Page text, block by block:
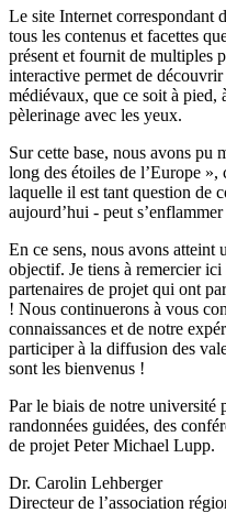
Le site Internet correspondant
tous les contenus et facettes
présent et fournit de multiples
interactive permet de
médiévaux, que ce soit à pied,
pèlerinage avec les yeux.
Sur cette base, nous avons pu
long des étoiles de l’Europe
laquelle il est tant question de
aujourd’hui - peut
En ce sens, nous avons atteint
objectif. Je tiens à remercier
partenaires de projet qui ont
! Nous continuerons à vous
connaissances et de notre
participer à la diffusion des
sont les bienvenus !
Par le biais de notre université
randonnées guidées, des
de projet Peter Michael Lupp.
Dr. Carolin Lehberger
Directeur de l’association